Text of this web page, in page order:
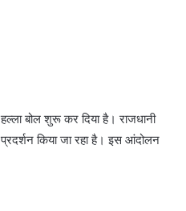
बोल शुरू कर दिया है। राजधानी
किया जा रहा है। इस आंदोलन